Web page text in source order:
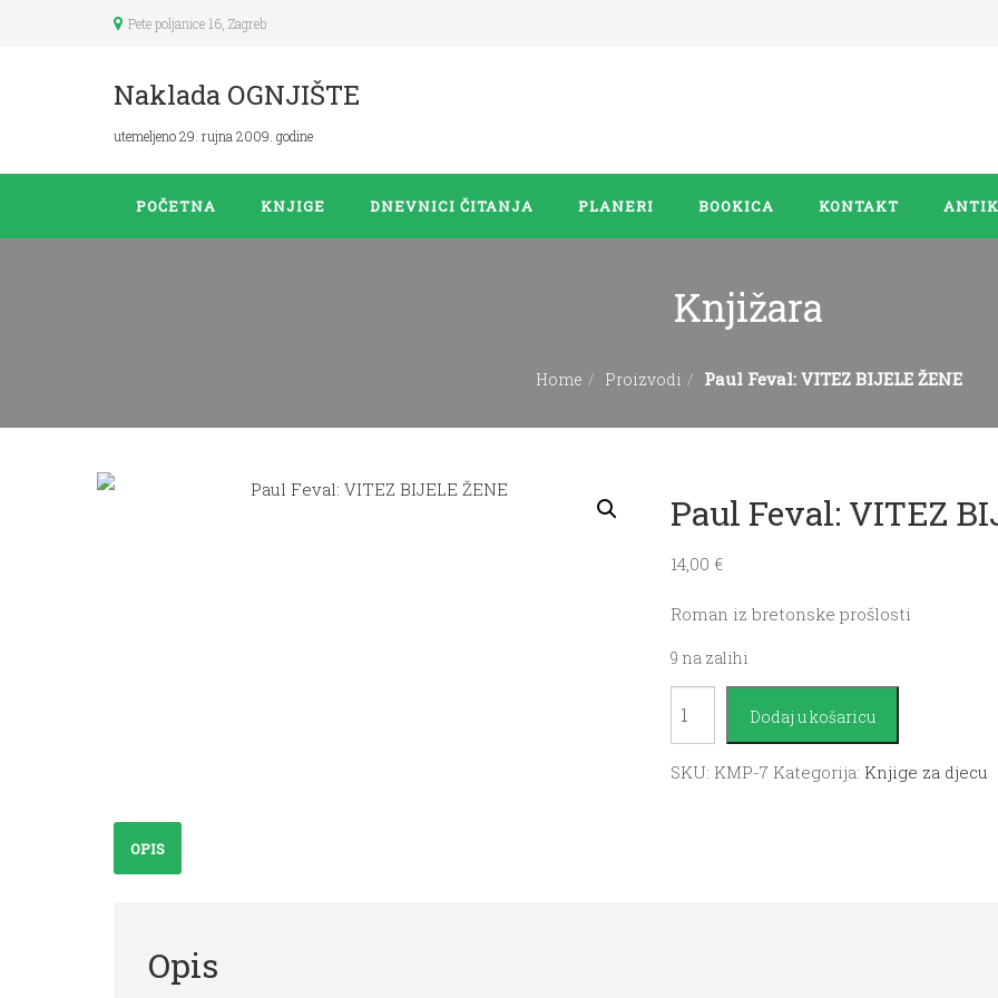
Pete poljanice 16, Zagreb
Naklada OGNJIŠTE
utemeljeno 29. rujna 2009. godine
POČETNA KNJIGE DNEVNICI ČITANJA PLANERI BOOKICA KONTAKT
Knjižara
Home Proizvodi Paul Feval: VITEZ BIJELE ŽENE
Paul Feval: VITEZ
14,00 €
Roman iz bretonske prošlosti
9 na zalihi
VITEZ
Dodaj u košaricu
SKU: KMP-7 Kategorija: Knjige za djecu
OPIS
Opis